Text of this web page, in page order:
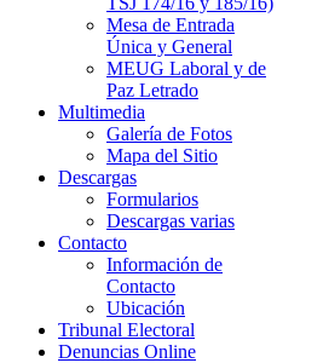
Mesa de Entrada
Única y General
MEUG Laboral y de
Paz Letrado
Multimedia
Galería de Fotos
Mapa del Sitio
Descargas
Formularios
Descargas varias
Contacto
Información de
Contacto
Ubicación
Tribunal Electoral
Denuncias Online